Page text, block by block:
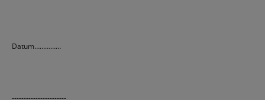
Datum……………
-----------------------